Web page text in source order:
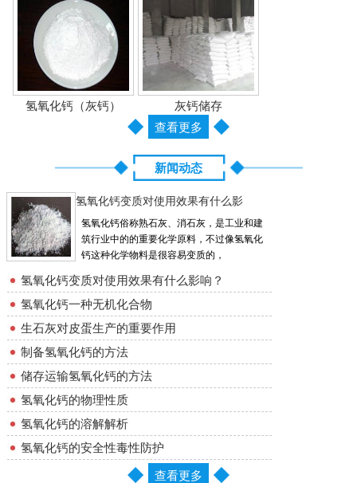
氢氧化钙（灰钙）
灰钙储存
查看更多
新闻动态
氢氧化钙变质对使用效果有什么影
氢氧化钙俗称熟石灰、消石灰，是工业和建
筑行业中的的重要化学原料，不过像氢氧化
钙这种化学物料是很容易变质的，
氢氧化钙变质对使用效果有什么影响？
氢氧化钙一种无机化合物
生石灰对皮蛋生产的重要作用
制备氢氧化钙的方法
储存运输氢氧化钙的方法
氢氧化钙的物理性质
氢氧化钙的溶解解析
氢氧化钙的安全性毒性防护
查看更多